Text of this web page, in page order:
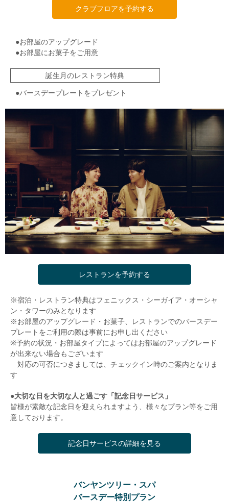
クラブフロアを予約する
●お部屋のアップグレード
●お部屋にお菓子をご用意
誕生月のレストラン特典
●バースデープレートをプレゼント
レストランを予約する
※宿泊・レストラン特典はフェニックス・シーガイア・オーシャ
ン・タワーのみとなります
※お部屋のアップグレード・お菓子、レストランでのバースデー
プレートをご利用の際は事前にお申し出ください
※予約の状況・お部屋タイプによってはお部屋のアップグレード
が出来ない場合もございます
対応の可否につきましては、チェックイン時のご案内となりま
す
●大切な日を大切な人と過ごす「記念日サービス」
皆様が素敵な記念日を迎えられますよう、様々なプラン等をご用
意しております。
記念日サービスの詳細を見る
バンヤンツリー・スパ
バースデー特別プラン